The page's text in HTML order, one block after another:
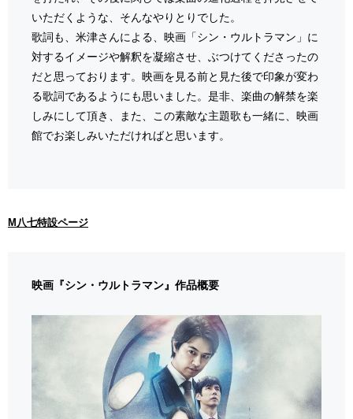
いただくような、そんなやりとりでした。
歌詞も、米津さんによる、映画「シン・ウルトラマン」に
対するイメージや解釈を凝縮させ、ぶつけてくださったの
だと思っております。映画を見る前と見た後で印象が変わ
る歌詞であるようにも思いました。是非、楽曲の解禁を楽
しみにして頂き、また、この素敵な主題歌も一緒に、映画
館でお楽しみいただければと思います。
M八七特設ページ
映画『シン・ウルトラマン』作品概要